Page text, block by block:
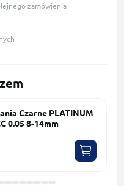
zamówienia
Czarne PLATINUM
0.05 8-14mm